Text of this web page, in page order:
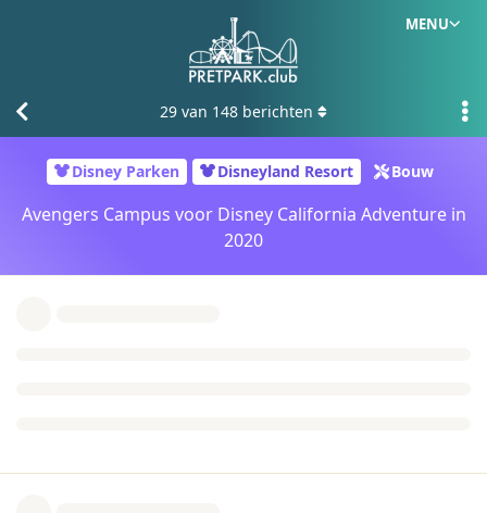
MENU
Disney Parken Disneyland Resort Bouw
Avengers Campus voor Disney California Adventure in
2020
29 van 148 berichten